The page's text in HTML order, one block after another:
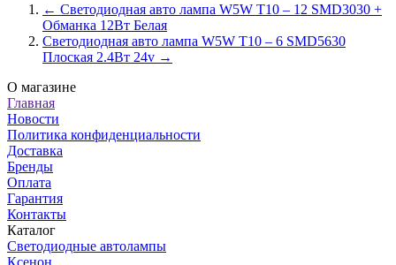
← Светодиодная авто лампа W5W T10 – 12 SMD3030 +
Обманка 12Вт Белая
Светодиодная авто лампа W5W T10 – 6 SMD5630
Плоская 2.4Вт 24v →
О магазине
Главная
Новости
Политика конфиденциальности
Доставка
Бренды
Оплата
Гарантия
Контакты
Каталог
Светодиодные автолампы
Ксенон